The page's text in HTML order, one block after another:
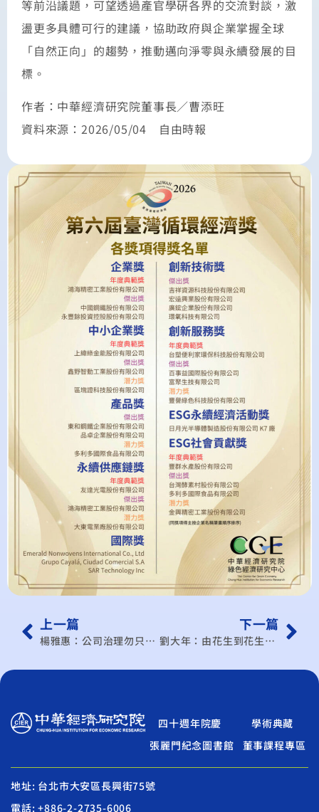
等前沿議題，可望透過產官學硏各界的交流對談，激
盪更多具體可行的建議，協助政府與企業掌握全球
「自然正向」的趨勢，推動邁向淨零與永續發展的目
標。
作者：中華經濟研究院董事長／曹添旺
資料來源：2026/05/04 自由時報
上一篇
楊雅惠：公司治理勿只形式美化
下一篇
劉大年：由花生到花生醬 貿易政策再檢視
四十週年院慶
學術典藏
張麗門紀念圖書館
董事課程專區
地址: 台北市大安區長興街75號
電話: +886-2-2735-6006